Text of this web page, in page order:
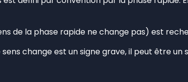
de la phase rapide ne change pas) est
change est un signe grave, il peut être un